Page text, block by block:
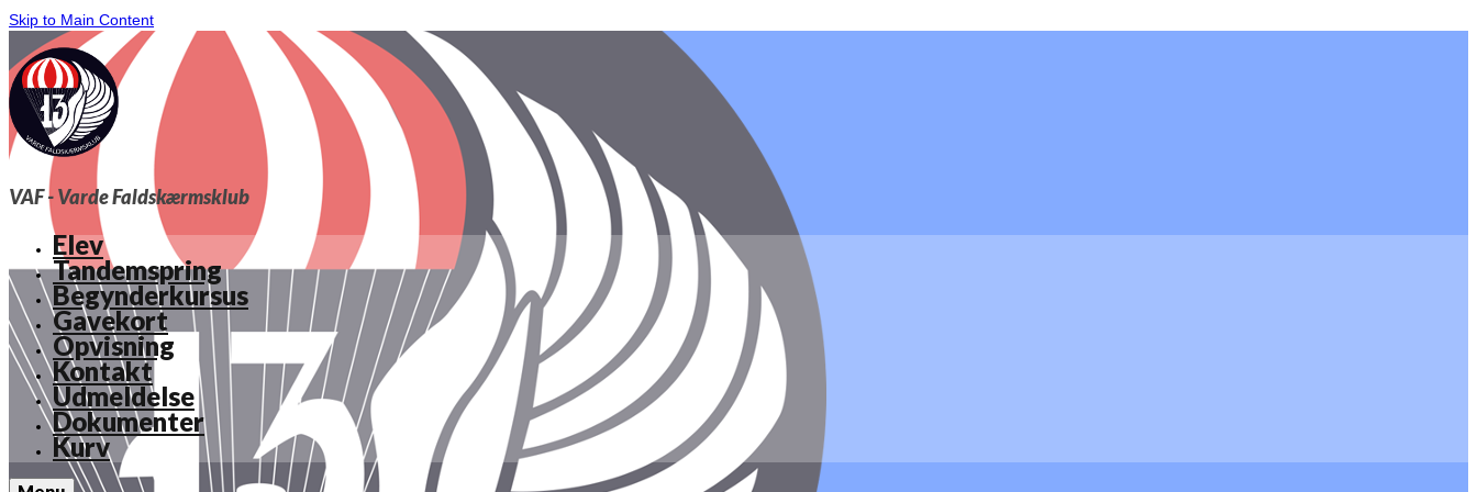
Skip to Main Content
VAF - Varde Faldskærmsklub
Elev
Tandemspring
Begynderkursus
Gavekort
Opvisning
Kontakt
Udmeldelse
Dokumenter
Kurv